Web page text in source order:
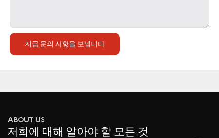
지금 문의 사항을 보냅니다
ABOUT US
저희에 대해 알아야 할 모든 것